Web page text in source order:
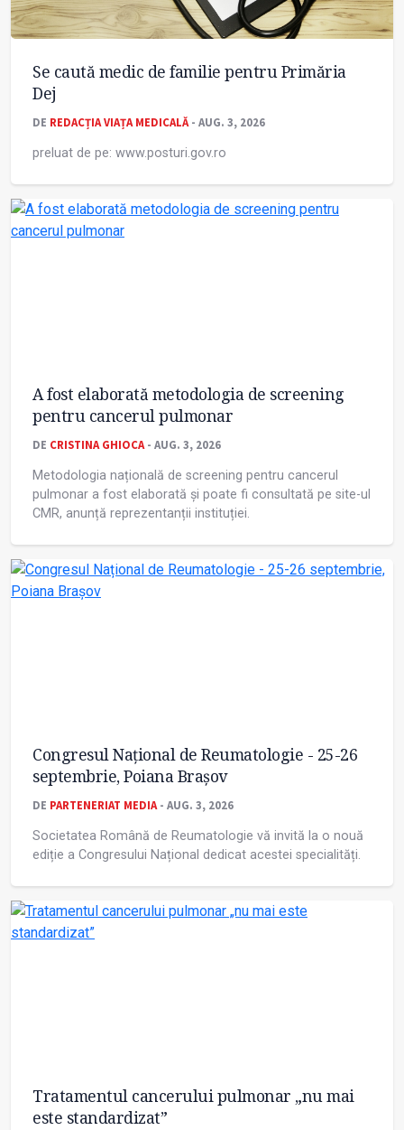
Se caută medic de familie pentru Primăria
Dej
DE REDACȚIA VIAȚA MEDICALĂ- AUG. 3, 2026
preluat de pe: www.posturi.gov.ro
A fost elaborată metodologia de screening
pentru cancerul pulmonar
DE CRISTINA GHIOCA- AUG. 3, 2026
Metodologia națională de screening pentru cancerul
pulmonar a fost elaborată și poate fi consultată pe site-ul
CMR, anunță reprezentanții instituției.
Congresul Național de Reumatologie - 25-26
septembrie, Poiana Brașov
DE PARTENERIAT MEDIA- AUG. 3, 2026
Societatea Română de Reumatologie vă invită la o nouă
ediție a Congresului Național dedicat acestei specialități.
Tratamentul cancerului pulmonar „nu mai
este standardizat”